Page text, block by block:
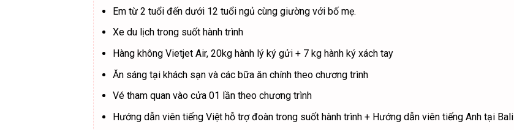
Em từ 2 tuổi đến dưới 12 tuổi ngủ cùng giường với bố mẹ.
Xe du lịch trong suốt hành trình
Hàng không Vietjet Air, 20kg hành lý ký gửi + 7 kg hành ký xách tay
Ăn sáng tại khách sạn và các bữa ăn chính theo chương trình
Vé tham quan vào cửa 01 lần theo chương trình
Hướng dẫn viên tiếng Việt hỗ trợ đoàn trong suốt hành trình + Hướng dẫn viên tiếng Anh tại Bali